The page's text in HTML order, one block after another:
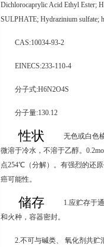
Dichlorocaprylic Acid Ethyl Ester;
SULPHATE; Hydrazinium sulfate;
CAS:10034-93-2
EINECS:233-110-4
分子式:H6N2O4S
分子量:130.12
性状
无色或白色
微溶于冷水，不溶于乙醇。
点254℃（分解）。有强烈的还
癌可能性。
储存
1.应贮存于
和火种，容器密封。
2.不可与碱类、 氧化剂共贮